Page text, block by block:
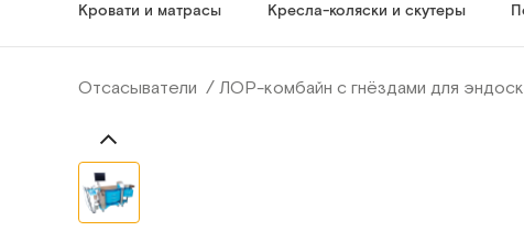
Кровати и матрасы Кресла-коляски и скутеры
Отсасыватели ЛОР-комбайн с гнёздами для